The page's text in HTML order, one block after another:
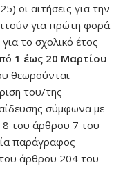
οι αιτήσεις για την
για πρώτη φορά
το σχολικό έτος
1 έως 20 Μαρτίου
θεωρούνται
του/της
σύμφωνα με
8 του άρθρου 7 του
παράγραφος
του άρθρου 204 του